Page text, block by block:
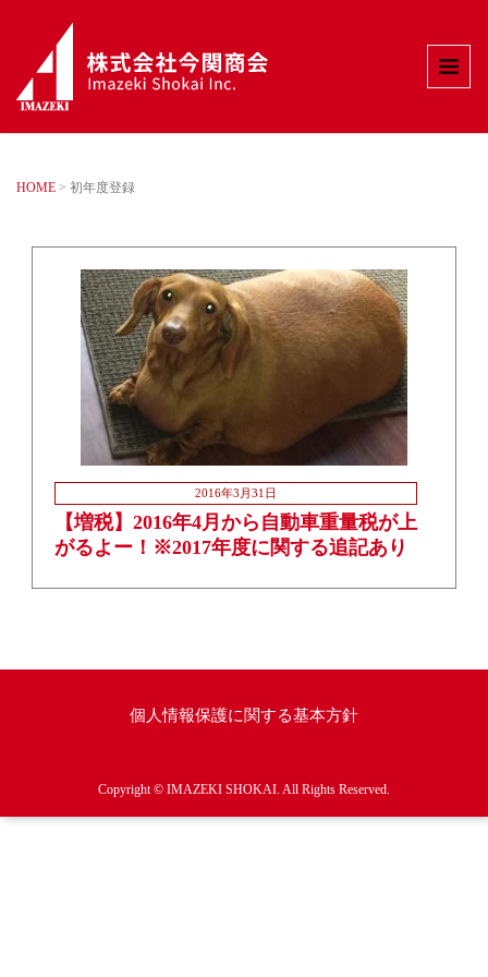
HOME > 初年度登録
2016年3月31日
【増税】2016年4月から自動車重量税が上
がるよー！※2017年度に関する追記あり
個人情報保護に関する基本方針
Copyright © IMAZEKI SHOKAI. All Rights Reserved.